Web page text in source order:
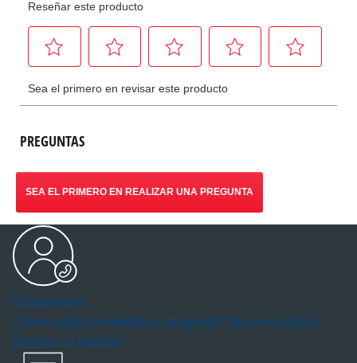
PREGUNTAS
SEA EL PRIMERO EN REALIZAR UNA PREGUNTA
Contáctenos
¿Tiene algún comentario o pregunta? ¡Nos encantaría
conocer su opinión!